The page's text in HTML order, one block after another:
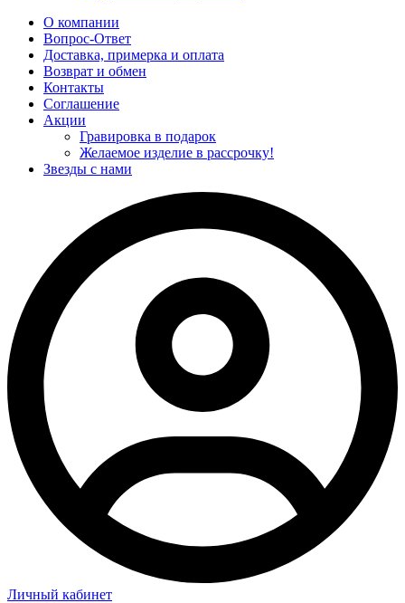
О компании
Вопрос-Ответ
Доставка, примерка и оплата
Возврат и обмен
Контакты
Соглашение
Акции
Гравировка в подарок
Желаемое изделие в рассрочку!
Звезды с нами
Личный кабинет